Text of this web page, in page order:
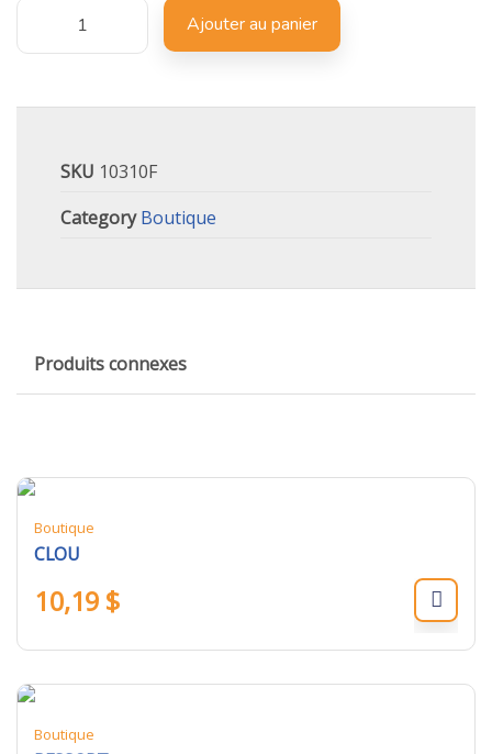
Ajouter au panier
SKU 10310F
Category Boutique
Produits connexes
Boutique
CLOU
10,19 $
Boutique